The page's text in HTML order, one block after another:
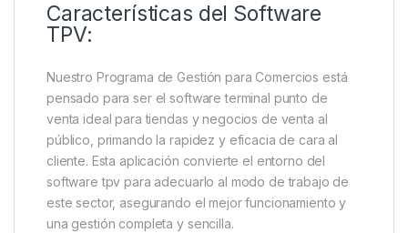
Características del Software
TPV:
Nuestro Programa de Gestión para Comercios está
pensado para ser el software terminal punto de
venta ideal para tiendas y negocios de venta al
público, primando la rapidez y eficacia de cara al
cliente. Esta aplicación convierte el entorno del
software tpv para adecuarlo al modo de trabajo de
este sector, asegurando el mejor funcionamiento y
una gestión completa y sencilla.